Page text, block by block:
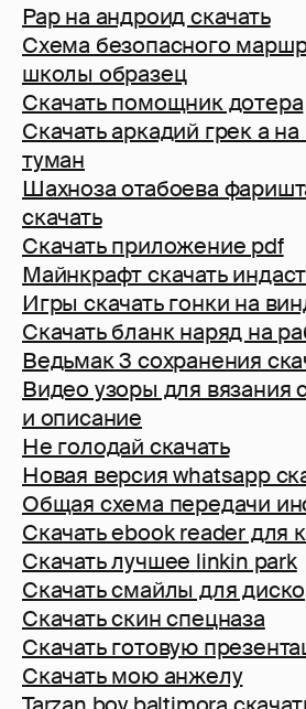
Рар на андроид скачать
Схема безопасного
школы образец
Скачать помощник дотера
Скачать аркадий грек а
туман
Шахноза отабоева
скачать
Скачать приложение pdf
Майнкрафт скачать
Игры скачать гонки на
Скачать бланк наряд на
Ведьмак 3 сохранения
Видео узоры для вязания
и описание
Не голодай скачать
Новая версия whatsapp
Общая схема передачи
Скачать ebook reader для
Скачать лучшее linkin park
Скачать смайлы для
Скачать скин спецназа
Скачать готовую
Скачать мою анжелу